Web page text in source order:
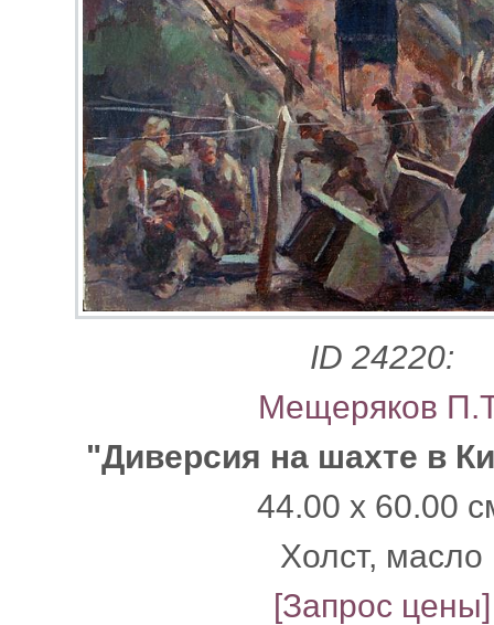
ID 24220:
Мещеряков
"Диверсия на шахте в
44.00 x 60.00
Xолст, масло
[Запрос цены]